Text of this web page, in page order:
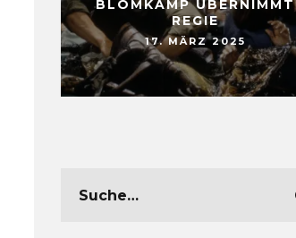
BLOMKAMP ÜBERNIMMT
REGIE
17. MÄRZ 2025